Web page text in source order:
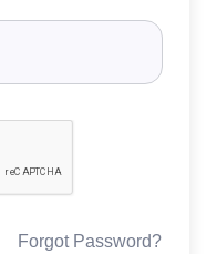
Forgot Password?